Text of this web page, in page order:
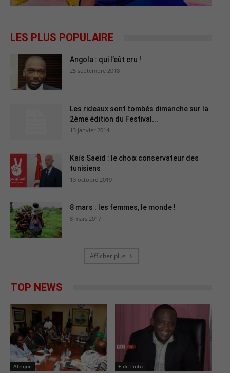
LES PLUS POPULAIRE
Angola : qui l’eût cru !
25 septembre 2018
Les rideaux sont tombés dimanche sur la
2ème édition du Festival...
13 janvier 2014
Kaïs Saeïd : le choix conservateur des
tunisiens
13 octobre 2019
8 mars : les femmes, le monde !
8 mars 2017
Afficher plus
TOP NEWS
Afrique + de l’info